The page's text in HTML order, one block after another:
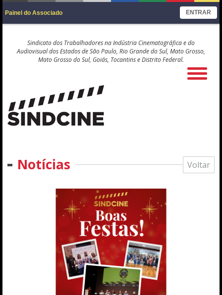
Painel do Associado ENTRAR
Sindicato dos Trabalhadores na Indústria Cinematográfica e do
Audiovisual dos Estados de São Paulo, Rio Grande do Sul, Mato Grosso,
Mato Grosso do Sul, Goiás, Tocantins e Distrito Federal.
Voltar
Notícias